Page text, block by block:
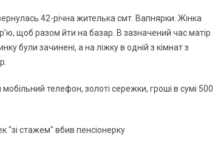
42-річна жителька смт. Вапнярки. Жінка
щоб разом йти на базар. В зазначений час матір
були зачинені, а на ліжку в одній з кімнат з
телефон, золоті сережки, гроші в сумі 500